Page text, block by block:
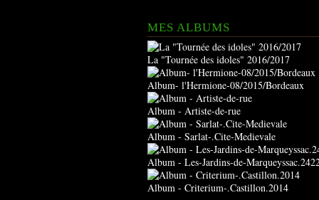
MES ALBUMS
La "Tournée des idoles" 2016/2017
Album- l'Hermione-08/2015/Bordeaux
Album - Artiste-de-rue
Album - Sarlat-.Cite-Medievale
Album - Les-Jardins-de-
Album - Criterium-.Castillon.2014